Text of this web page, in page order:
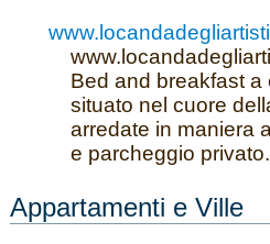
Bed and breakfast
situato nel cuore
arredate in maniera
e parcheggio privato.
Appartamenti e Ville